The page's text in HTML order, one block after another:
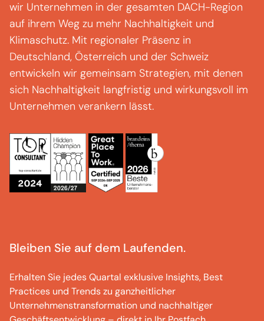
wir Unternehmen in der gesamten DACH-Region
auf ihrem Weg zu mehr Nachhaltigkeit und
Klimaschutz. Mit regionaler Präsenz in
Deutschland, Österreich und der Schweiz
entwickeln wir gemeinsam Strategien, mit denen
sich Nachhaltigkeit langfristig und wirkungsvoll im
Unternehmen verankern lässt.
Bleiben Sie auf dem Laufenden.
Erhalten Sie jedes Quartal exklusive Insights, Best
Practices und Trends zu ganzheitlicher
Unternehmenstransformation und nachhaltiger